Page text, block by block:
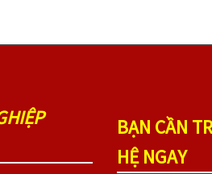
BẠN CẦN
HỆ NGAY